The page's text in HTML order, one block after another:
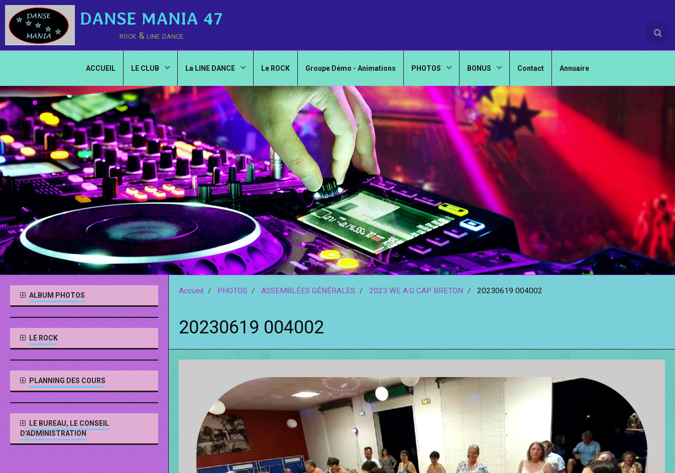
DANSE MANIA 47
rock & line dance
ACCUEIL LE CLUB La LINE DANCE Le ROCK Groupe Démo - Animations PHOTOS BONUS Contact Annuaire
Accueil PHOTOS ASSEMBLÉES GÉNÉRALES 2023 WE A.G CAP BRETON 20230619 004002
20230619 004002
ALBUM PHOTOS
LE ROCK
PLANNING DES COURS
LE BUREAU, LE CONSEIL
D'ADMINISTRATION